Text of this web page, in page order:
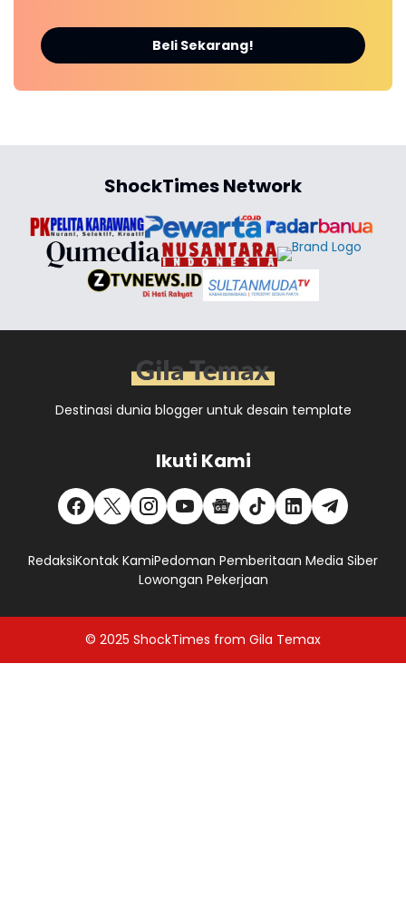
Beli Sekarang!
ShockTimes Network
Destinasi dunia blogger untuk desain template
Ikuti Kami
RedaksiKontak KamiPedoman Pemberitaan Media Siber
Lowongan Pekerjaan
© 2025 ShockTimes from Gila Temax